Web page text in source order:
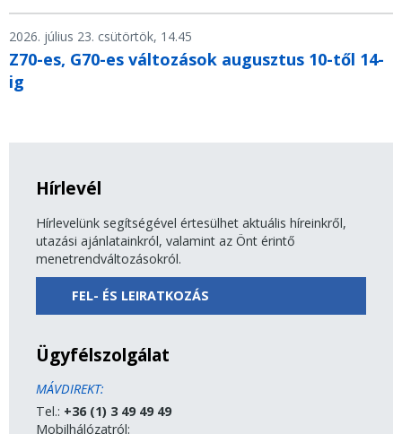
2026. július 23. csütörtök, 14.45
Z70-es, G70-es változások augusztus 10-től 14-
ig
Hírlevél
Hírlevelünk segítségével értesülhet aktuális híreinkről,
utazási ajánlatainkról, valamint az Önt érintő
menetrendváltozásokról.
FEL- ÉS LEIRATKOZÁS
Ügyfélszolgálat
MÁVDIREKT:
Tel.: +36 (1) 3 49 49 49
Mobilhálózatról: